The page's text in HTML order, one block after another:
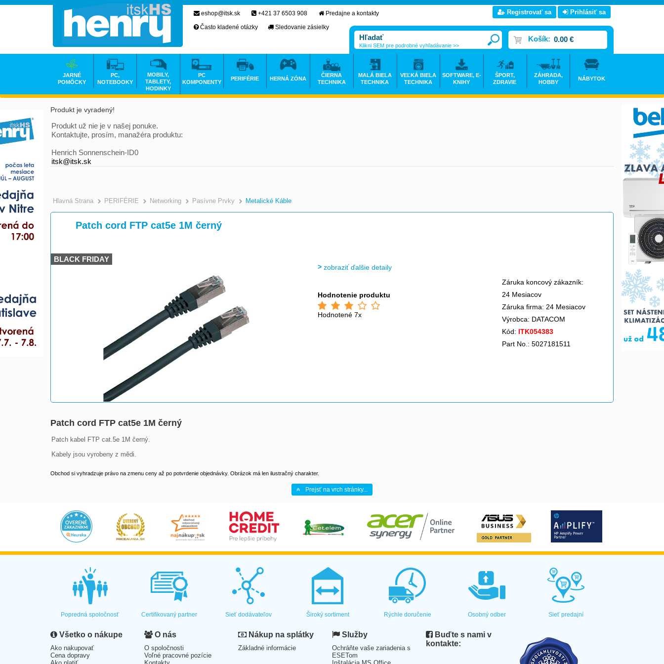
Produkt je vyradený!
Produkt už nie je v našej ponuke.
Kontaktujte, prosím, manažéra produktu:
Henrich Sonnenschein-ID0
itsk@itsk.sk
Hlavná Strana >
PERIFÉRIE >
Networking >
Pasívne Prvky Metalické Káble
Patch cord FTP cat5e 1M černý
BLACK FRIDAY
zobraziť ďalšie detaily
Hodnotenie produktu
Hodnotené 7x
Záruka koncový zákazník:
24 Mesiacov
Záruka firma: 24 Mesiacov
Výrobca: DATACOM
Kód: ITK054383
Part No.: 5027181511
Patch cord FTP cat5e 1M černý
Patch kabel FTP cat.5e 1M černý.
Kabely jsou vyrobeny z mědi.
Obchod si vyhradzuje právo na zmenu ceny až po potvrdenie objednávky. Obrázok má len ilustračný charakter.
Prejsť na vrch stránky...
eshop@itsk.sk +421 37 6503 908
Predajne a kontakty
Často kladené otázky
Sledovanie zásielky
Registrovať sa Prihlásiť sa
Košík: 0.00 €
Klikni SEM pre podrobné vyhľadávanie >>
JARNÉ
POMÔCKY
PC,
NOTEBOOKY
MOBILY,
TABLETY,
HODINKY
PC
KOMPONENTY
PERIFÉRIE HERNÁ ZÓNA
ČIERNA
TECHNIKA
MALÁ BIELA
TECHNIKA
VEĽKÁ BIELA
TECHNIKA
SOFTWARE, E-
KNIHY
ŠPORT,
ZDRAVIE
ZÁHRADA,
HOBBY
NÁBYTOK
Popredná spoločnosť Certifikovaný partner Sieť dodávateľov Široký sortiment Rýchle doručenie Osobný odber Sieť predajní
Všetko o nákupe
Ako nakupovať
Cena dopravy
O nás
O spoločnosti
Voľné pracovné pozície
Nákup na splátky
Základné informácie
Služby
Ochráňte vaše zariadenia s
ESETom
Buďte s nami v
kontakte: